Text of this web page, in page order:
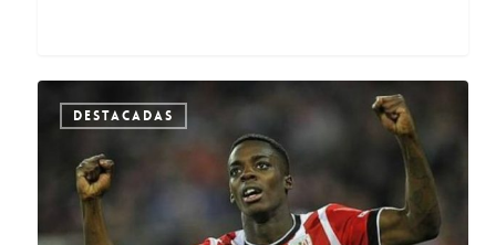
DESTACADAS